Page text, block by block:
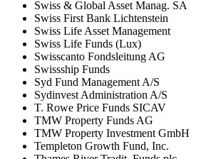
Swiss & Global Asset Manag. SA
Swiss First Bank Lichtenstein
Swiss Life Asset Management
Swiss Life Funds (Lux)
Swisscanto Fondsleitung AG
Swissship Funds
Syd Fund Management A/S
Sydinvest Administration A/S
T. Rowe Price Funds SICAV
TMW Property Funds AG
TMW Property Investment GmbH
Templeton Growth Fund, Inc.